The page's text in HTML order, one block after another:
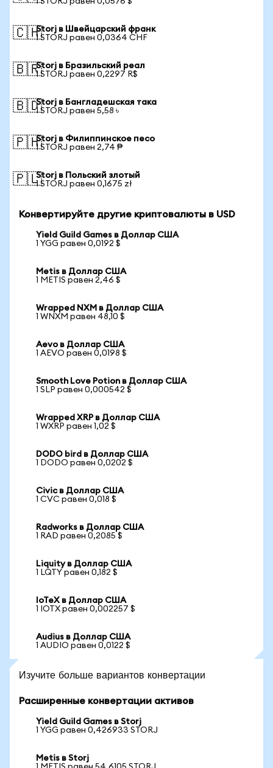
🇨🇭Storj в Швейцарский франк
1 STORJ равен 0,0364 CHF
🇧🇷Storj в Бразильский реал
1 STORJ равен 0,2297 R$
🇧🇩Storj в Бангладешская така
1 STORJ равен 5,58 ৳
🇵🇭Storj в Филиппинское песо
1 STORJ равен 2,74 ₱
🇵🇱Storj в Польский злотый
1 STORJ равен 0,1675 zł
Конвертируйте другие криптовалюты в USD
Yield Guild Games в Доллар США
1 YGG равен 0,0192 $
Metis в Доллар США
1 METIS равен 2,46 $
Wrapped NXM в Доллар США
1 WNXM равен 48,10 $
Aevo в Доллар США
1 AEVO равен 0,0198 $
Smooth Love Potion в Доллар США
1 SLP равен 0,000542 $
Wrapped XRP в Доллар США
1 WXRP равен 1,02 $
DODO bird в Доллар США
1 DODO равен 0,0202 $
Civic в Доллар США
1 CVC равен 0,018 $
Radworks в Доллар США
1 RAD равен 0,2085 $
Liquity в Доллар США
1 LQTY равен 0,182 $
IoTeX в Доллар США
1 IOTX равен 0,002257 $
Audius в Доллар США
1 AUDIO равен 0,0122 $
Изучите больше вариантов конвертации
Расширенные конвертации активов
Yield Guild Games в Storj
1 YGG равен 0,426933 STORJ
Metis в Storj